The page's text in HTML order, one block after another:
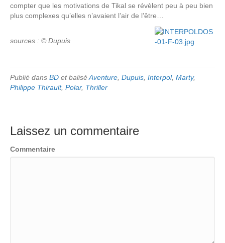
compter que les motivations de Tikal se révèlent peu à peu bien
plus complexes qu’elles n’avaient l’air de l’être…
sources : © Dupuis
Publié dans BD et baliséAventure Dupuis Interpol, Marty,
Philippe Thirault, Polar, Thriller
Laissez un commentaire
Commentaire